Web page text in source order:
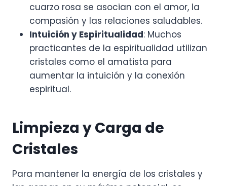
cuarzo rosa se asocian con el amor, la
compasión y las relaciones saludables.
Intuición y Espiritualidad: Muchos
practicantes de la espiritualidad utilizan
cristales como el amatista para
aumentar la intuición y la conexión
espiritual.
Limpieza y Carga de
Cristales
Para mantener la energía de los cristales y